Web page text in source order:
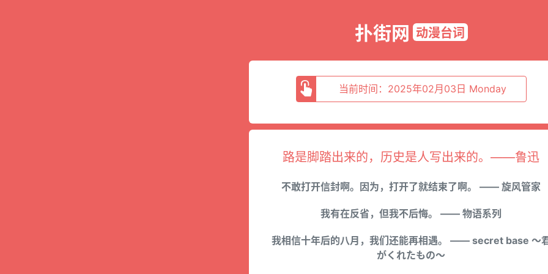
扑街网 动漫台词
当前时间：2025年02月03日 Monday
路是脚踏出来的，历史是人写出来的。——鲁迅
不敢打开信封啊。因为，打开了就结束了啊。 —— 旋风管家
我有在反省，但我不后悔。 —— 物语系列
我相信十年后的八月，我们还能再相遇。 —— secret base ～
がくれたもの～